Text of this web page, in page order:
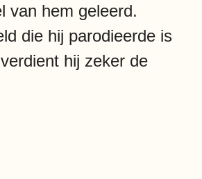
van hem geleerd.
die hij parodieerde is
hij zeker de